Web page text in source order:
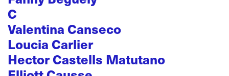
C
Valentina Canseco
Loucia Carlier
Hector Castells Matutano